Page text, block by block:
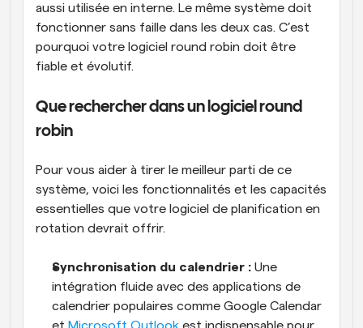
aussi utilisée en interne. Le même système doit
fonctionner sans faille dans les deux cas. C’est
pourquoi votre logiciel round robin doit être
fiable et évolutif.
Que rechercher dans un logiciel round
robin
Pour vous aider à tirer le meilleur parti de ce
système, voici les fonctionnalités et les capacités
essentielles que votre logiciel de planification en
rotation devrait offrir.
Synchronisation du calendrier : Une
intégration fluide avec des applications de
calendrier populaires comme Google Calendar